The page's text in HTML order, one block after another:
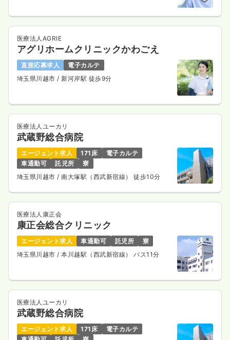
医療法人AGRIE
アグリホームクリニックかわごえ
直接応募求人
電子カルテ
埼玉県川越市 / 新河岸駅 徒歩9分
医療法人ユーカリ
武蔵野総合病院
エージェント求人 171床
電子カルテ
車通勤可
託児所
寮
埼玉県川越市/ 南大塚駅（西武新宿線） 徒歩10分
医療法人康正会
康正会総合クリニック
エージェント求人 車通勤可 託児所
寮
埼玉県川越市 / 本川越駅（西武新宿線） バス11分
医療法人ユーカリ
武蔵野総合病院
エージェント求人 171床
電子カルテ